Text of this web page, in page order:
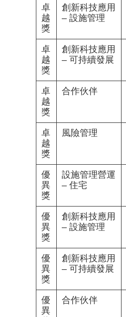
卓
越
獎
創新科技應用
– 設施管理
卓
越
獎
創新科技應用
– 可持續發展
卓
越
獎
合作伙伴
卓
越
獎
風險管理
優
異
獎
設施管理營運
– 住宅
優
異
獎
創新科技應用
– 設施管理
優
異
獎
創新科技應用
– 可持續發展
優
異
合作伙伴